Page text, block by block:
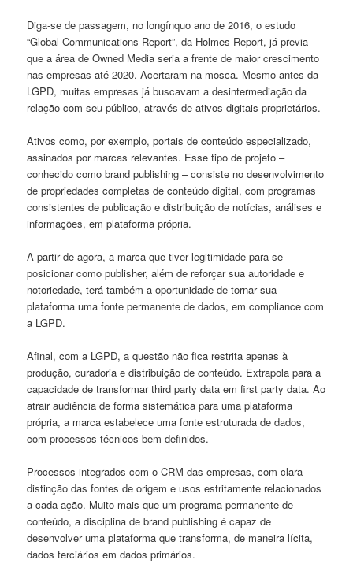
Diga-se de passagem, no longínquo ano de 2016, o estudo
“Global Communications Report”, da Holmes Report, já previa
que a área de Owned Media seria a frente de maior crescimento
nas empresas até 2020. Acertaram na mosca. Mesmo antes da
LGPD, muitas empresas já buscavam a desintermediação da
relação com seu público, através de ativos digitais proprietários.
Ativos como, por exemplo, portais de conteúdo especializado,
assinados por marcas relevantes. Esse tipo de projeto –
conhecido como brand publishing – consiste no desenvolvimento
de propriedades completas de conteúdo digital, com programas
consistentes de publicação e distribuição de notícias, análises e
informações, em plataforma própria.
A partir de agora, a marca que tiver legitimidade para se
posicionar como publisher, além de reforçar sua autoridade e
notoriedade, terá também a oportunidade de tornar sua
plataforma uma fonte permanente de dados, em compliance com
a LGPD.
Afinal, com a LGPD, a questão não fica restrita apenas à
produção, curadoria e distribuição de conteúdo. Extrapola para a
capacidade de transformar third party data em first party data. Ao
atrair audiência de forma sistemática para uma plataforma
própria, a marca estabelece uma fonte estruturada de dados,
com processos técnicos bem definidos.
Processos integrados com o CRM das empresas, com clara
distinção das fontes de origem e usos estritamente relacionados
a cada ação. Muito mais que um programa permanente de
conteúdo, a disciplina de brand publishing é capaz de
desenvolver uma plataforma que transforma, de maneira lícita,
dados terciários em dados primários.